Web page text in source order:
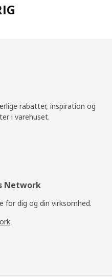
rabatter, inspiration og
i varehuset.
Network
for dig og din virksomhed.